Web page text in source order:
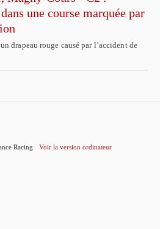
une course marquée par
drapeau rouge causé par l’accident de
Racing Voir la version ordinateur